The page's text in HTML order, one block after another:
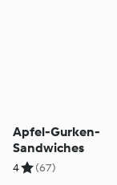
Apfel-Gurken-
Sandwiches
4 (67)